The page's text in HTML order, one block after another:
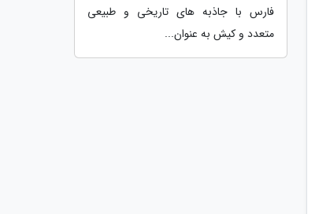
فارس با جاذبه های تاریخی و طبیعی
متعدد و کیش به عنوان...